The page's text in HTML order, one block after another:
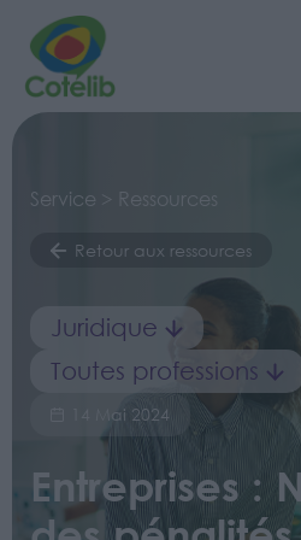
Service > Ressources
Retour aux ressources
Juridique
Toutes professions
14 Mai 2024
Entreprises :